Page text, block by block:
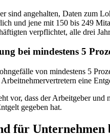
sind angehalten, Daten zum
und jene mit 150 bis 249
verpflichtet, alle drei
bei mindestens 5
von mindestens 5
eine
vor, dass der Arbeitgeber
gegeben hat.
für